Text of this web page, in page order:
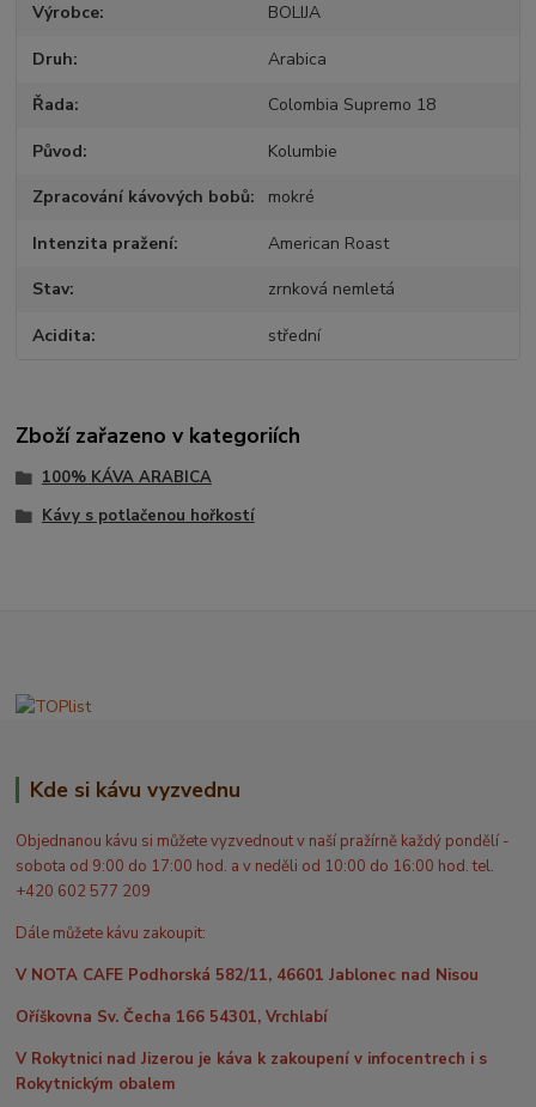
Výrobce BOLIJA
Druh Arabica
Řada Colombia Supremo 18
Původ Kolumbie
Zpracování kávových bobů mokré
Intenzita pražení American Roast
Stav zrnková nemletá
Acidita střední
Zboží zařazeno v kategoriích
100% KÁVA ARABICA
Kávy s potlačenou hořkostí
Kde si kávu vyzvednu
Objednanou kávu si můžete vyzvednout v naší pražírně každý pondělí -
sobota od 9:00 do 17:00 hod. a v neděli od 10:00 do 16:00 hod. tel.
+420 602 577 209
Dále můžete kávu zakoupit:
V NOTA CAFE Podhorská 582/11, 46601 Jablonec nad Nisou
Oříškovna Sv. Čecha 166 54301, Vrchlabí
V Rokytnici nad Jizerou je káva k zakoupení v infocentrech i s
Rokytnickým obalem